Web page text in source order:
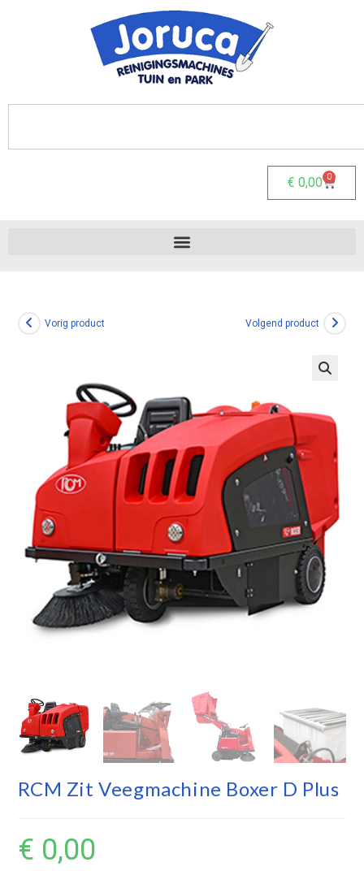
€ 0,00 0
Vorig product Volgend product
RCM Zit Veegmachine Boxer D Plus
€ 0,00